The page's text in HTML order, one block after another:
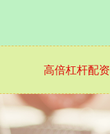
高倍杠杆配资